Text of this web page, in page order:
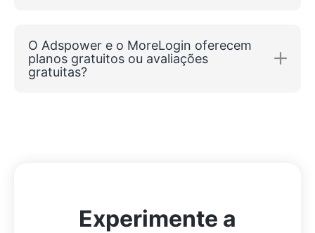
O Adspower e o MoreLogin oferecem
planos gratuitos ou avaliações
gratuitas?
Experimente a